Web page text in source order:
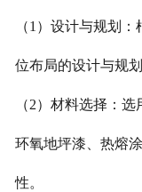
（1）设计与规划
位布局的设计与规
（2）材料选择：
环氧地坪漆、热熔
性。